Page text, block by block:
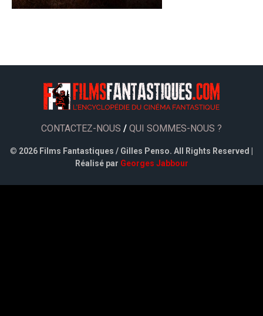
CONTACTEZ-NOUS / QUI SOMMES-NOUS ?
© 2026 Films Fantastiques / Gilles Penso. All Rights Reserved |
Réalisé par Georges Jabbour